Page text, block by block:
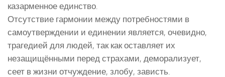
казарменное единство.
Отсутствие гармонии между потребностями в
самоутверждении и единении является, очевидно,
трагедией для людей, так как оставляет их
незащищёнными перед страхами, деморализует,
сеет в жизни отчуждение, злобу, зависть.